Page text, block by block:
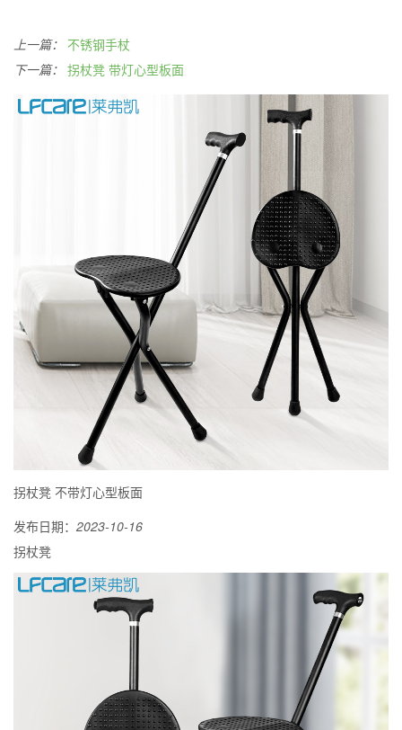
上一篇： 不锈钢手杖
下一篇： 拐杖凳 带灯心型板面
拐杖凳 不带灯心型板面
发布日期： 2023-10-16
拐杖凳